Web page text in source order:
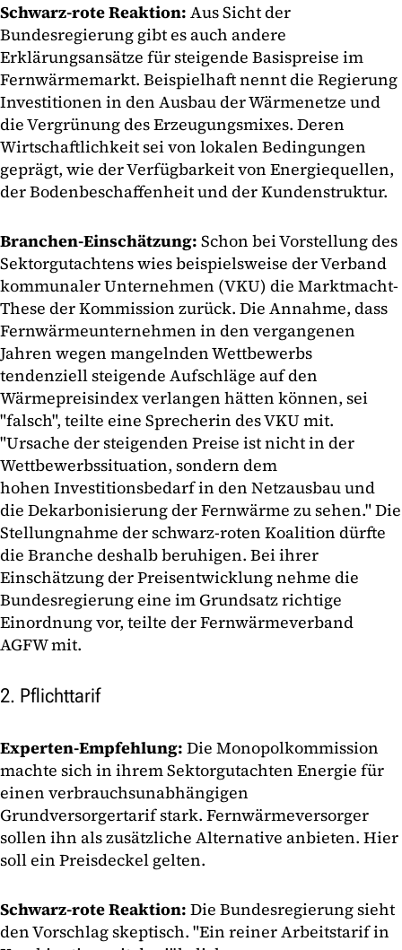
Schwarz-rote Reaktion: Aus Sicht der
Bundesregierung gibt es auch andere
Erklärungsansätze für steigende Basispreise im
Fernwärmemarkt. Beispielhaft nennt die Regierung
Investitionen in den Ausbau der Wärmenetze und
die Vergrünung des Erzeugungsmixes. Deren
Wirtschaftlichkeit sei von lokalen Bedingungen
geprägt, wie der Verfügbarkeit von Energiequellen,
der Bodenbeschaffenheit und der Kundenstruktur.
Branchen-Einschätzung: Schon bei Vorstellung des
Sektorgutachtens wies beispielsweise der Verband
kommunaler Unternehmen (VKU) die Marktmacht-
These der Kommission zurück. Die Annahme, dass
Fernwärmeunternehmen in den vergangenen
Jahren wegen mangelnden Wettbewerbs
tendenziell steigende Aufschläge auf den
Wärmepreisindex verlangen hätten können, sei
"falsch", teilte eine Sprecherin des VKU mit.
"Ursache der steigenden Preise ist nicht in der
Wettbewerbssituation, sondern dem
hohen Investitionsbedarf in den Netzausbau und
die Dekarbonisierung der Fernwärme zu sehen." Die
Stellungnahme der schwarz-roten Koalition dürfte
die Branche deshalb beruhigen. Bei ihrer
Einschätzung der Preisentwicklung nehme die
Bundesregierung eine im Grundsatz richtige
Einordnung vor, teilte der Fernwärmeverband
AGFW mit.
2. Pflichttarif
Experten-Empfehlung: Die Monopolkommission
machte sich in ihrem Sektorgutachten Energie für
einen verbrauchsunabhängigen
Grundversorgertarif stark. Fernwärmeversorger
sollen ihn als zusätzliche Alternative anbieten. Hier
soll ein Preisdeckel gelten.
Schwarz-rote Reaktion: Die Bundesregierung sieht
den Vorschlag skeptisch. "Ein reiner Arbeitstarif in